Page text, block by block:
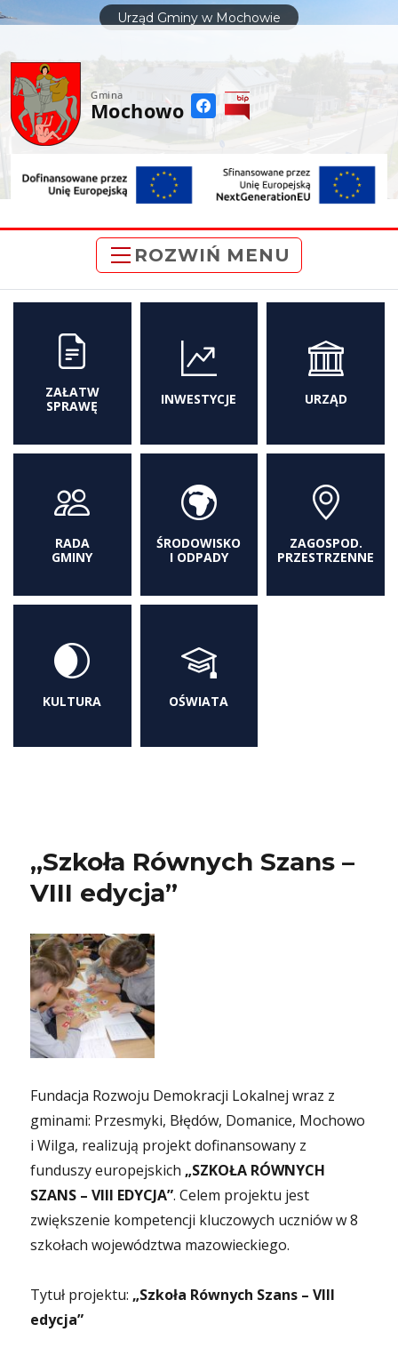
treści
Urząd Gminy w Mochowie
Gmina
Mochowo
ROZWIŃ MENU
ZAŁATW
SPRAWĘ
INWESTYCJE URZĄD
RADA
GMINY
ŚRODOWISKO
I ODPADY
ZAGOSPOD.
PRZESTRZENNE
KULTURA OŚWIATA
„Szkoła Równych Szans –
VIII edycja”
Fundacja Rozwoju Demokracji Lokalnej wraz z
gminami: Przesmyki, Błędów, Domanice, Mochowo
i Wilga, realizują projekt dofinansowany z
funduszy europejskich „SZKOŁA RÓWNYCH
SZANS – VIII EDYCJA”. Celem projektu jest
zwiększenie kompetencji kluczowych uczniów w 8
szkołach województwa mazowieckiego.
Tytuł projektu: „Szkoła Równych Szans – VIII
edycja”